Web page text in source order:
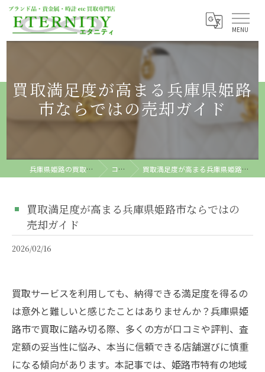
買取満足度が高まる兵庫県姫路
市ならではの売却ガイド
兵庫県姫路の買取ならETERNITY コラム 買取満足度が高まる兵庫県姫路市ならではの売却ガイド
買取満足度が高まる兵庫県姫路市ならではの
売却ガイド
2026/02/16
買取サービスを利用しても、納得できる満足度を得るの
は意外と難しいと感じたことはありませんか？兵庫県姫
路市で買取に踏み切る際、多くの方が口コミや評判、査
定額の妥当性に悩み、本当に信頼できる店舗選びに慎重
になる傾向があります。本記事では、姫路市特有の地域